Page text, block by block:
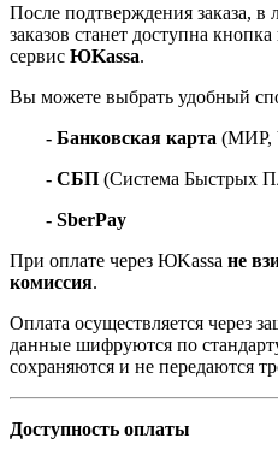
После подтверждения заказа, в
заказов станет доступна кнопка
сервис ЮKassa.
Вы можете выбрать удобный
- Банковская карта (МИР,
- СБП (Система Быстрых
- SberPay
При оплате через ЮKassa не
комиссия.
Оплата осуществляется через
данные шифруются по
сохраняются и не передаются
Доступность оплаты